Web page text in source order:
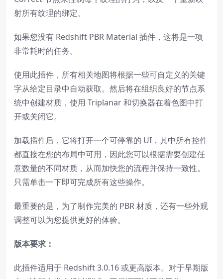
射所有纹理的绑定。
如果您没有 Redshift PBR Material 插件，这将是一项
非常耗时的任务。
使用此插件，所有相关地图将根据一些可自定义的关键
字从给定目录中自动获取。然后将在组织良好的节点系
统中创建材质，使用 Triplanar 和切换器在着色图中打
开或关闭它。
加载插件后，它将打开一个可停靠的 UI，其中所有控件
都直接在您的布局中可用，因此您可以根据需要创建任
意数量的不同材质，从而加快您的流程并保持一致性。
只需单击一下即可完成所有这些操作。
最重要的是，为了制作完美的 PBR 材质，还有一些外观
调整可以为您提供更好的体验。
版本要求：
此插件适用于 Redshift 3.0.16 或更高版本。对于早期版